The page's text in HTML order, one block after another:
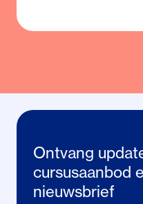
Ontvang
cursusaanbod
nieuwsbrief